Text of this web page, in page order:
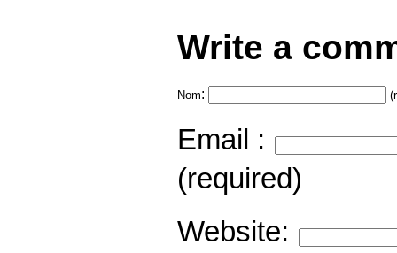
Write a
Nom:
Email :
(required)
Website: